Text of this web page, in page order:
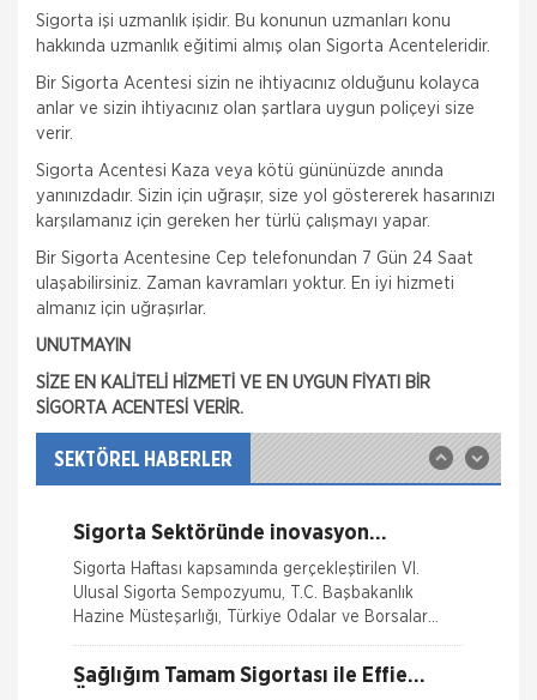
Sigorta işi uzmanlık işidir. Bu konunun uzmanları konu
hakkında uzmanlık eğitimi almış olan Sigorta Acenteleridir.
Bir Sigorta Acentesi sizin ne ihtiyacınız olduğunu kolayca
anlar ve sizin ihtiyacınız olan şartlara uygun poliçeyi size
verir.
Sigorta Acentesi Kaza veya kötü gününüzde anında
yanınızdadır. Sizin için uğraşır, size yol göstererek hasarınızı
karşılamanız için gereken her türlü çalışmayı yapar.
Bir Sigorta Acentesine Cep telefonundan 7 Gün 24 Saat
ulaşabilirsiniz. Zaman kavramları yoktur. En iyi hizmeti
almanız için uğraşırlar.
UNUTMAYIN
SİZE EN KALİTELİ HİZMETİ VE EN UYGUN FİYATI BİR
SİGORTA ACENTESİ VERİR.
SEKTÖREL HABERLER
Fare Kasko Kapsamında
Sigorta şirketleri ile sigortalılar arasındaki
uyuşmazlıkları çözen Sigorta Tahkim Komisyonu,
kemirilmesi nedeniyle sigorta şi
Sigortix.com - Sigorta Acentelerinin
Gücü
ile yayına başlamıştır. Müşterileri Sigorta Acentelerini
Sigorta Sektöründe inovasyon
Konuşuldu
Sigorta Haftası kapsamında gerçekleştirilen VI.
Ulusal Sigorta Sempozyumu, T.C. Başbakanlık
Hazine Müsteşarlığı, Türkiye Odalar ve Borsalar
Birliği (TOBB) ve Türkiye Si
Sağlığım Tamam Sigortası ile Effie